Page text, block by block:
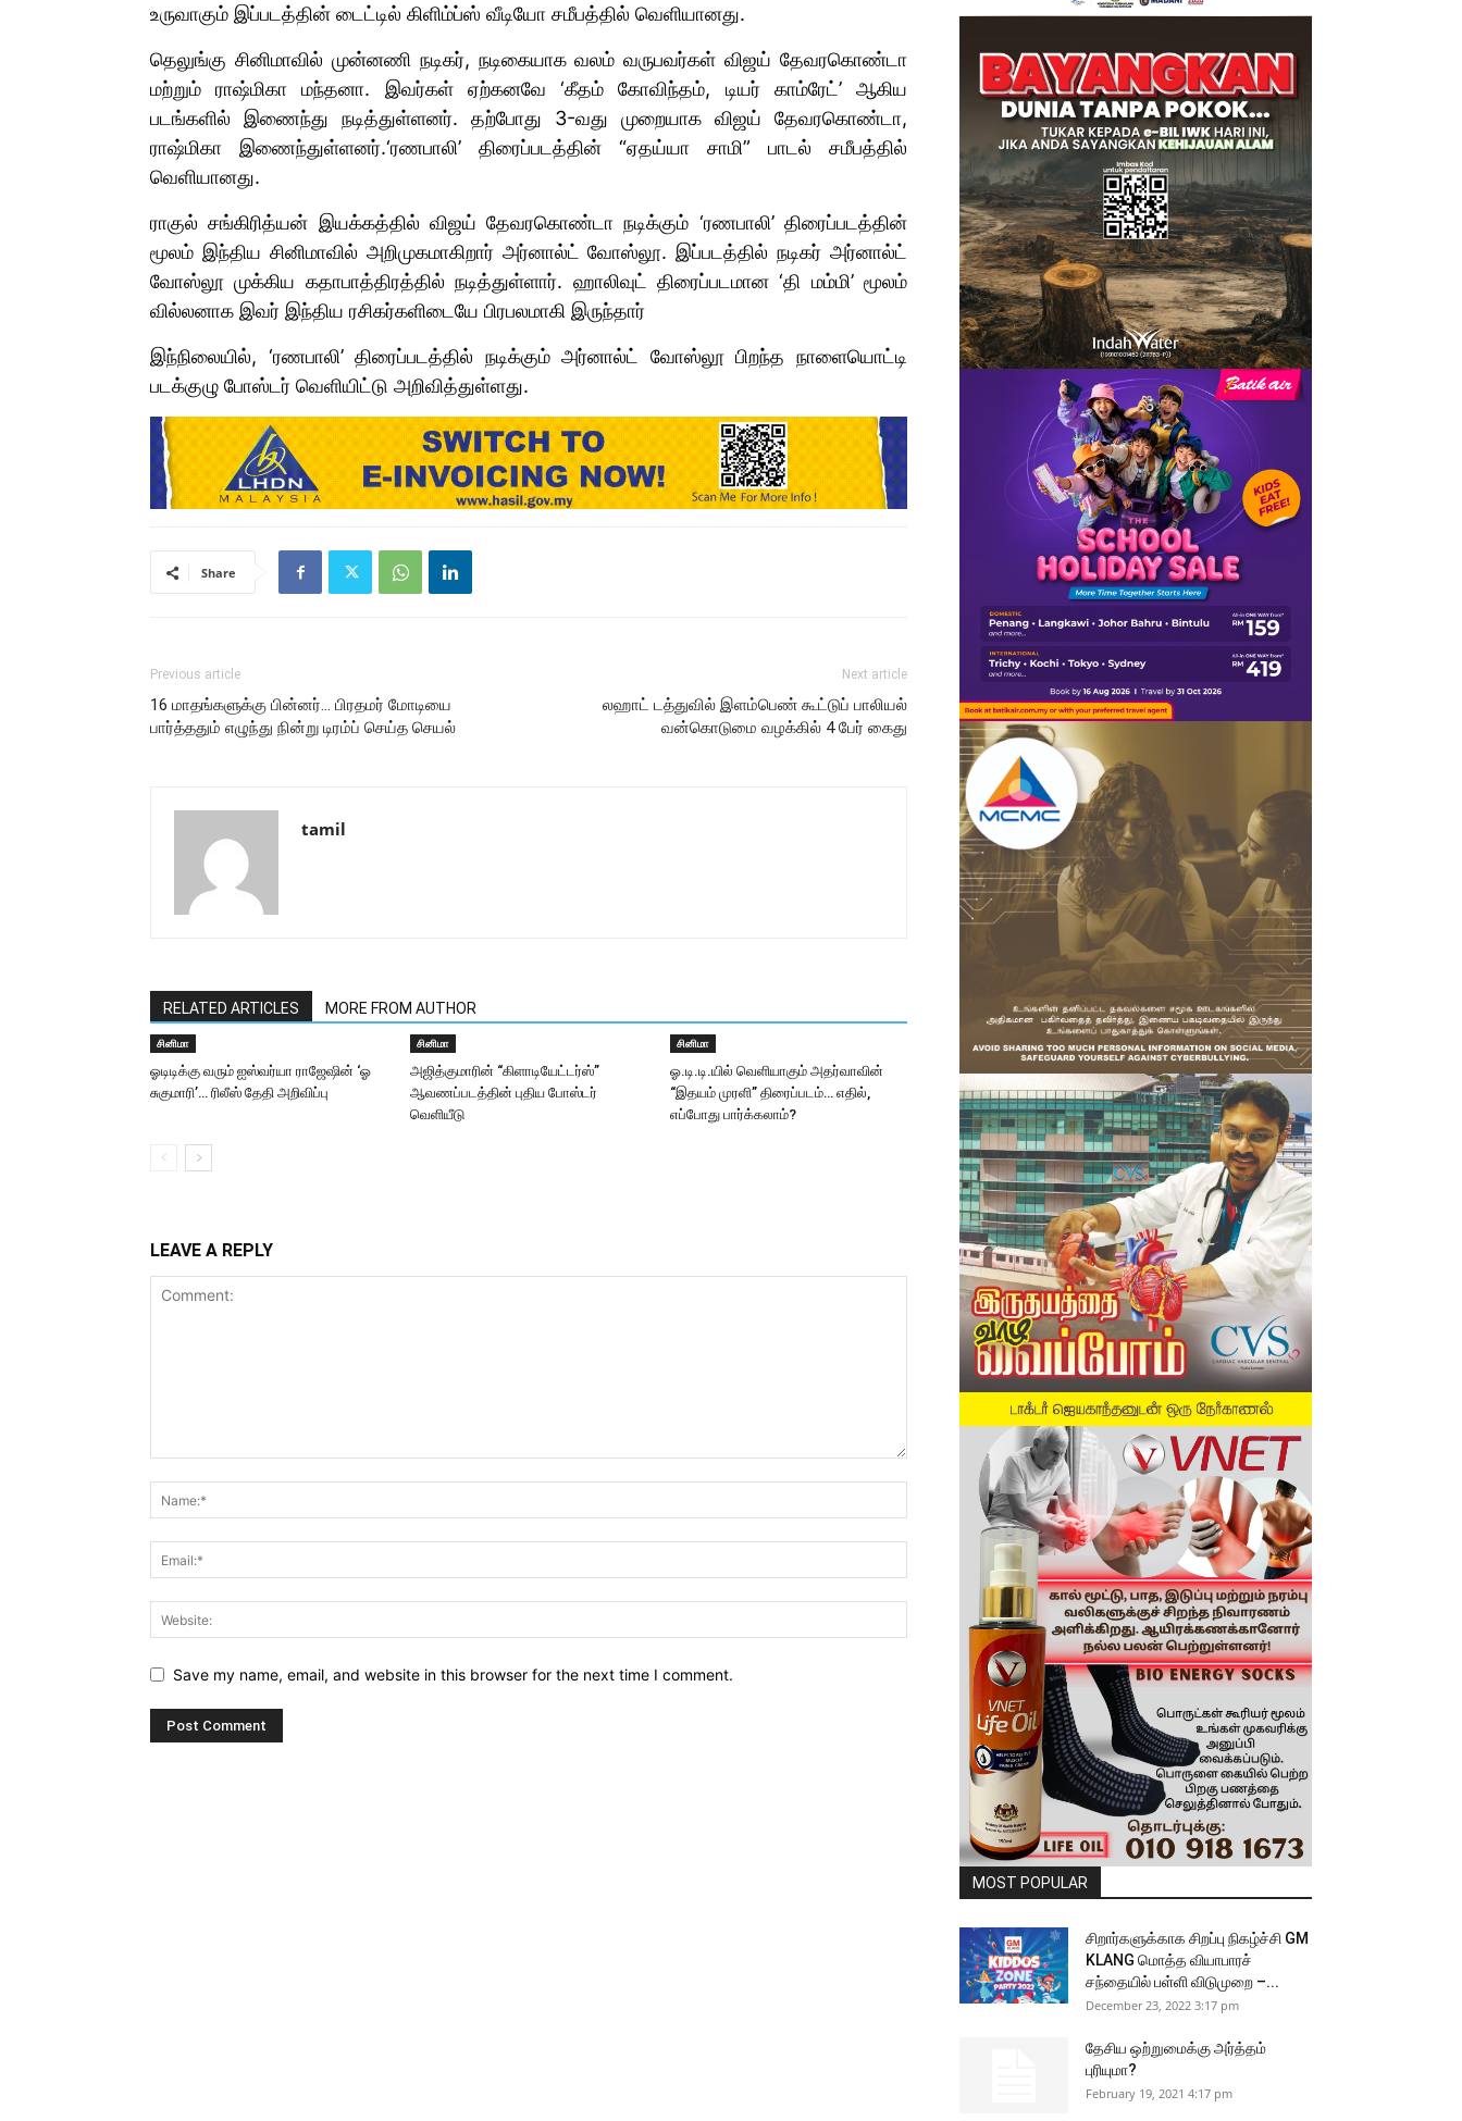
உருவாகும் இப்படத்தின் டைட்டில் கிளிம்ப்ஸ் வீடியோ சமீபத்தில் வெளியானது.
தெலுங்கு சினிமாவில் முன்னணி நடிகர், நடிகையாக வலம் வருபவர்கள் விஜய் தேவரகொண்டா
மற்றும் ராஷ்மிகா மந்தனா. இவர்கள் ஏற்கனவே ‘கீதம் கோவிந்தம், டியர் காம்ரேட்’ ஆகிய
படங்களில் இணைந்து நடித்துள்ளனர். தற்போது 3-வது முறையாக விஜய் தேவரகொண்டா,
ராஷ்மிகா இணைந்துள்ளனர்.‘ரணபாலி’ திரைப்படத்தின் “ஏதய்யா சாமி” பாடல் சமீபத்தில்
வெளியானது.
ராகுல் சங்கிரித்யன் இயக்கத்தில் விஜய் தேவரகொண்டா நடிக்கும் ‘ரணபாலி’ திரைப்படத்தின்
மூலம் இந்திய சினிமாவில் அறிமுகமாகிறார் அர்னால்ட் வோஸ்லூ. இப்படத்தில் நடிகர் அர்னால்ட்
வோஸ்லூ முக்கிய கதாபாத்திரத்தில் நடித்துள்ளார். ஹாலிவுட் திரைப்படமான ‘தி மம்மி’ மூலம்
வில்லனாக இவர் இந்திய ரசிகர்களிடையே பிரபலமாகி இருந்தார்
இந்நிலையில், ‘ரணபாலி’ திரைப்படத்தில் நடிக்கும் அர்னால்ட் வோஸ்லூ பிறந்த நாளையொட்டி
படக்குழு போஸ்டர் வெளியிட்டு அறிவித்துள்ளது.
Share
Previous article
16 மாதங்களுக்கு பின்னர்… பிரதமர் மோடியை
பார்த்ததும் எழுந்து நின்று டிரம்ப் செய்த செயல்
Next article
லஹாட் டத்துவில் இளம்பெண் கூட்டுப் பாலியல்
வன்கொடுமை வழக்கில் 4 பேர் கைது
tamil
RELATED ARTICLES MORE FROM AUTHOR
சினிமா
ஓடிடிக்கு வரும் ஐஸ்வர்யா ராஜேஷின் ‘ஓ
சுகுமாரி’… ரிலீஸ் தேதி அறிவிப்பு
சினிமா
அஜித்குமாரின் “கிளாடியேட்டர்ஸ்”
ஆவணப்படத்தின் புதிய போஸ்டர்
வெளியீடு
சினிமா
ஓ.டி.டி.யில் வெளியாகும் அதர்வாவின்
“இதயம் முரளி” திரைப்படம்… எதில்,
எப்போது பார்க்கலாம்?
LEAVE A REPLY
Save my name, email, and website in this browser for the next time I comment.
MOST POPULAR
சிறார்களுக்காக சிறப்பு நிகழ்ச்சி GM
KLANG மொத்த வியாபாரச்
சந்தையில் பள்ளி விடுமுறை –...
December 23, 2022 3:17 pm
தேசிய ஒற்றுமைக்கு அர்த்தம்
புரியுமா?
February 19, 2021 4:17 pm